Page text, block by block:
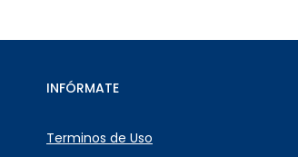
INFÓRMATE
Terminos de Uso